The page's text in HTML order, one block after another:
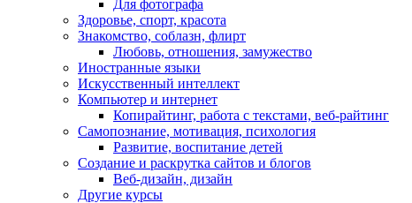
Для фотографа
Здоровье, спорт, красота
Знакомство, соблазн, флирт
Любовь, отношения, замужество
Иностранные языки
Искусственный интеллект
Компьютер и интернет
Копирайтинг, работа с текстами, веб-райтинг
Самопознание, мотивация, психология
Развитие, воспитание детей
Создание и раскрутка сайтов и блогов
Веб-дизайн, дизайн
Другие курсы